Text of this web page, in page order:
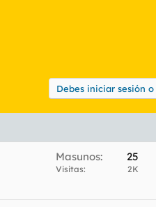
Debes iniciar sesión
Masunos 25
Visitas 2K